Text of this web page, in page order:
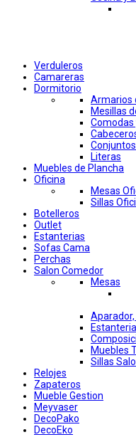
Verduleros
Camareras
Dormitorio
Armarios
Mesillas
Literas
Muebles de Plancha
Oficina
Mesas
Sillas
Botelleros
Outlet
Estanterias
Sofas Cama
Perchas
Salon Comedor
Mesas
Muebles
Sillas
Relojes
Zapateros
Mueble Gestion
Meyvaser
DecoPako
DecoEko